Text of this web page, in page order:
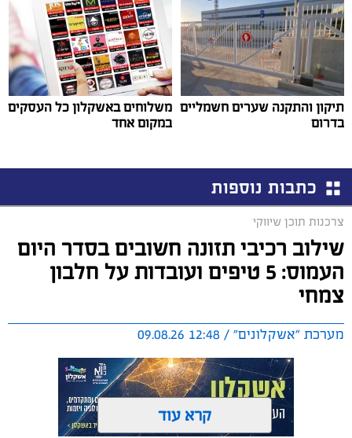
תיקון והתקנה שערים חשמליים
בדרום
משלוחים באשקלון כל העסקים
במקום אחד
כתבות נוספות
צרכנות תוכן שיווקי
שילוב רכיבי תזונה חשובים בסדר היום
העמוס: 5 טיפים ועובדות על חלבון
צמחי
מערכת "אשקלונים" / 12:48 09.08.26
קרא עוד